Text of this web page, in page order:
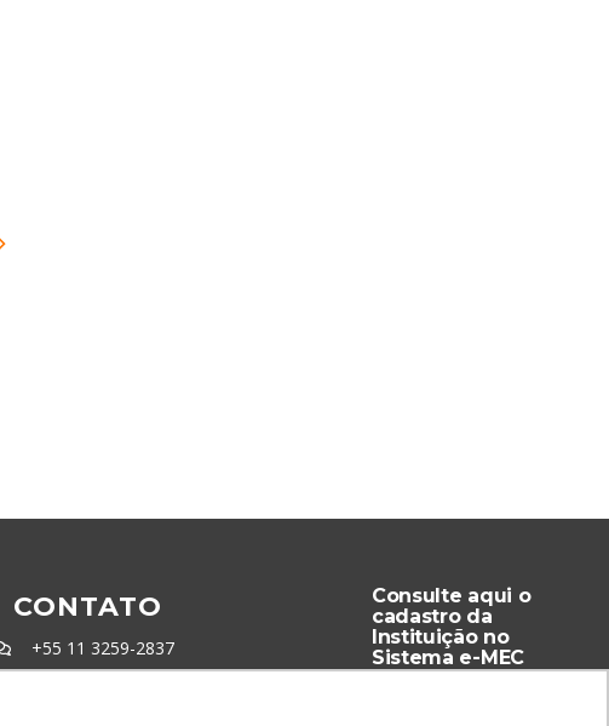
CONTATO
+55 11 3259-2837
Consulte aqui o
cadastro da
Instituição no
Sistema e-MEC